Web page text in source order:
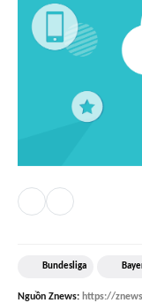
Bundesliga
Nguồn Znews: https://